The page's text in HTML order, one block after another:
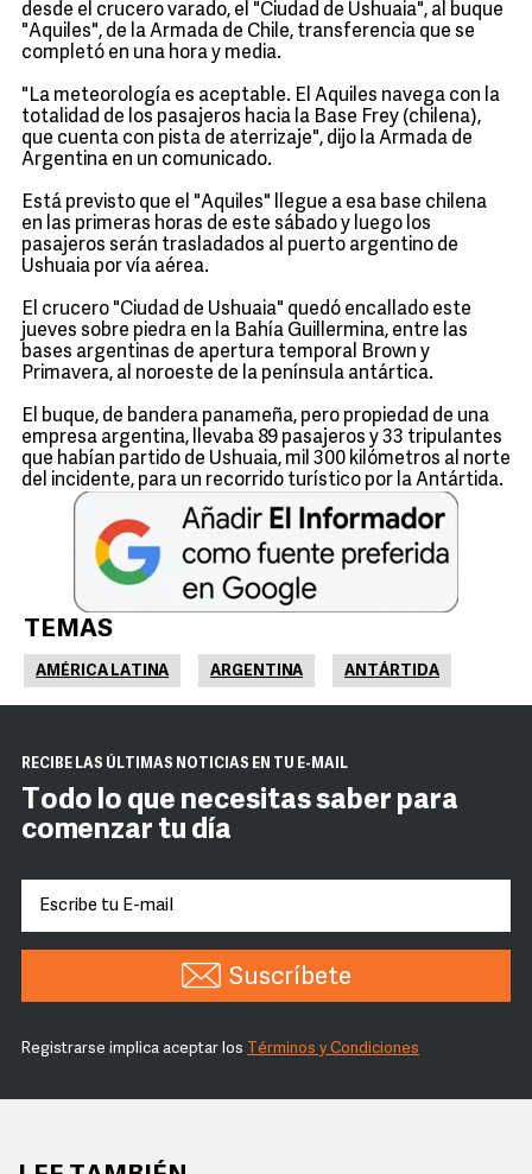
desde el crucero varado, el "Ciudad de Ushuaia", al buque
"Aquiles", de la Armada de Chile, transferencia que se
completó en una hora y media.
"La meteorología es aceptable. El Aquiles navega con la
totalidad de los pasajeros hacia la Base Frey (chilena),
que cuenta con pista de aterrizaje", dijo la Armada de
Argentina en un comunicado.
Está previsto que el "Aquiles" llegue a esa base chilena
en las primeras horas de este sábado y luego los
pasajeros serán trasladados al puerto argentino de
Ushuaia por vía aérea.
El crucero "Ciudad de Ushuaia" quedó encallado este
jueves sobre piedra en la Bahía Guillermina, entre las
bases argentinas de apertura temporal Brown y
Primavera, al noroeste de la península antártica.
El buque, de bandera panameña, pero propiedad de una
empresa argentina, llevaba 89 pasajeros y 33 tripulantes
que habían partido de Ushuaia, mil 300 kilómetros al norte
del incidente, para un recorrido turístico por la Antártida.
TEMAS
AMÉRICA LATINA ARGENTINA ANTÁRTIDA
RECIBE LAS ÚLTIMAS NOTICIAS EN TU E-MAIL
Todo lo que necesitas saber para
comenzar tu día
Suscríbete
Registrarse implica aceptar los Términos y Condiciones